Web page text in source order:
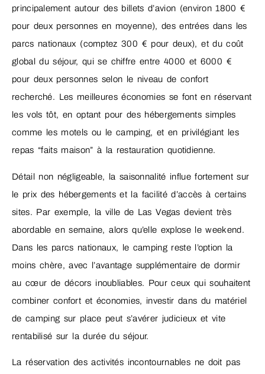
principalement autour des billets d’avion (environ 1800 €
pour deux personnes en moyenne), des entrées dans les
parcs nationaux (comptez 300 € pour deux), et du coût
global du séjour, qui se chiffre entre 4000 et 6000 €
pour deux personnes selon le niveau de confort
recherché. Les meilleures économies se font en réservant
les vols tôt, en optant pour des hébergements simples
comme les motels ou le camping, et en privilégiant les
repas “faits maison” à la restauration quotidienne.
Détail non négligeable, la saisonnalité influe fortement sur
le prix des hébergements et la facilité d’accès à certains
sites. Par exemple, la ville de Las Vegas devient très
abordable en semaine, alors qu’elle explose le weekend.
Dans les parcs nationaux, le camping reste l’option la
moins chère, avec l’avantage supplémentaire de dormir
au cœur de décors inoubliables. Pour ceux qui souhaitent
combiner confort et économies, investir dans du matériel
de camping sur place peut s’avérer judicieux et vite
rentabilisé sur la durée du séjour.
La réservation des activités incontournables ne doit pas